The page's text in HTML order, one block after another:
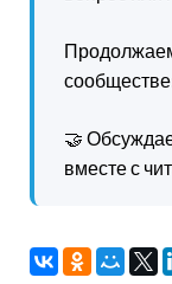
🤝
вместе с